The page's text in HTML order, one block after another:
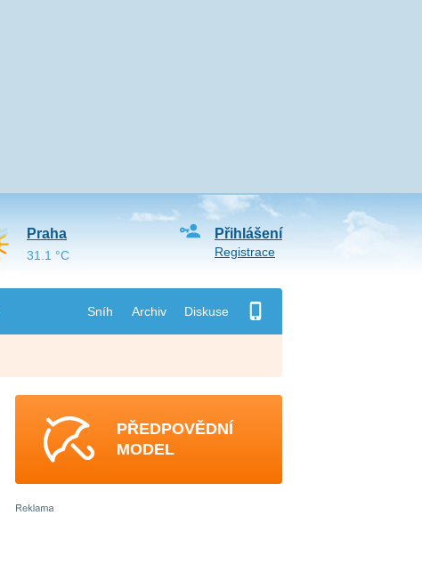
Sníh Archiv Diskuse
Přihlášení
Registrace
Praha
31.1 °C
PŘEDPOVĚDNÍ
MODEL